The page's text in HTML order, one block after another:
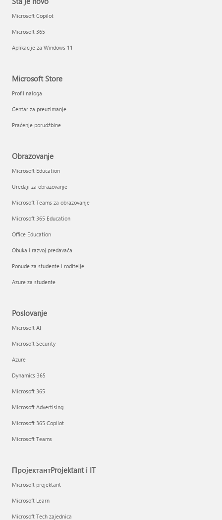
Microsoft Copilot
Microsoft 365
Aplikacije za Windows 11
Microsoft Store
Profil naloga
Centar za preuzimanje
Praćenje porudžbine
Obrazovanje
Microsoft Education
Uređaji za obrazovanje
Microsoft Teams za obrazovanje
Microsoft 365 Education
Office Education
Obuka i razvoj predavača
Ponude za studente i roditelje
Azure za studente
Poslovanje
Microsoft AI
Microsoft Security
Azure
Dynamics 365
Microsoft 365
Microsoft Advertising
Microsoft 365 Copilot
Microsoft Teams
ПројектантProjektant i IT
Microsoft projektant
Microsoft Learn
Microsoft Tech zajednica